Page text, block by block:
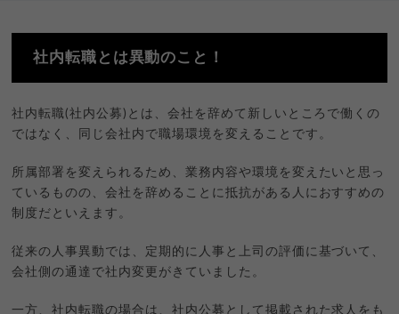
社内転職とは異動のこと！
社内転職(社内公募)とは、会社を辞めて新しいところで働くの
ではなく、同じ会社内で職場環境を変えることです。
所属部署を変えられるため、業務内容や環境を変えたいと思っ
ているものの、会社を辞めることに抵抗がある人におすすめの
制度だといえます。
従来の人事異動では、定期的に人事と上司の評価に基づいて、
会社側の通達で社内変更がきていました。
一方、社内転職の場合は、社内公募として掲載された求人をも